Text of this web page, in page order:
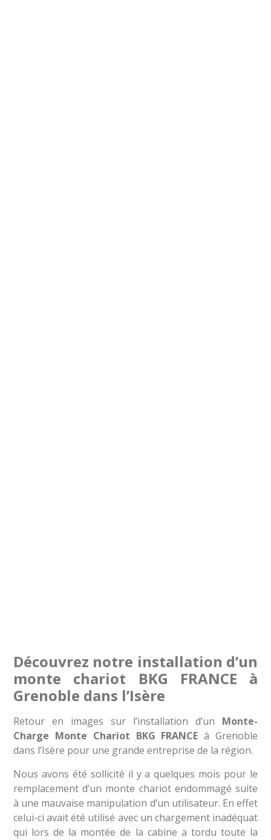
Découvrez notre installation d’un
monte chariot BKG FRANCE à
Grenoble dans l’Isère
Retour en images sur l’installation d’un Monte-
Charge Monte Chariot BKG FRANCE à Grenoble
dans l’Isère pour une grande entreprise de la région.
Nous avons été sollicité il y a quelques mois pour le
remplacement d’un monte chariot endommagé suite
à une mauvaise manipulation d’un utilisateur. En effet
celui-ci avait été utilisé avec un chargement inadéquat
qui lors de la montée de la cabine a tordu toute la